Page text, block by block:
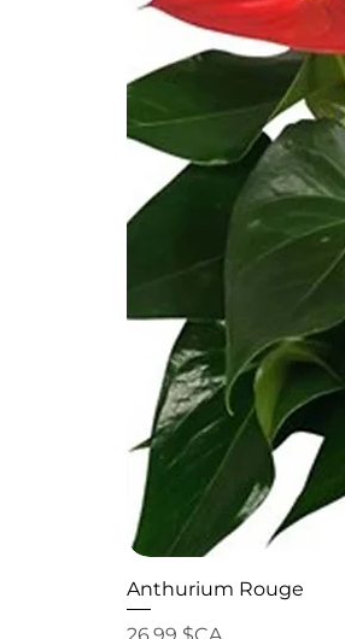
Anthurium Rouge
Prix